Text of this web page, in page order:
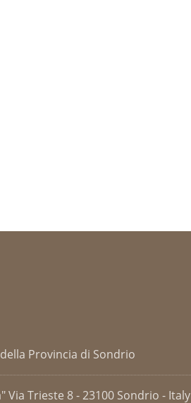
Provincia di Sondrio
Via Trieste 8 - 23100 Sondrio - Italy